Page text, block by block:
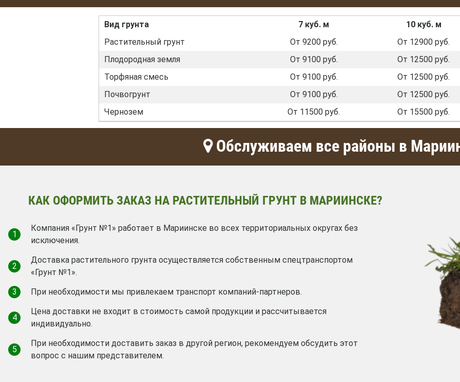
Вид грунта 7 куб. м
10 куб. м
Растительный грунт
От 9200 руб.
От 12900 руб.
Плодородная земля
От 9100 руб.
От 12500 руб.
Торфяная смесь
От 9100 руб.
От 12500 руб.
Почвогрунт
От 9100 руб.
От 12500 руб.
Чернозем
От 11500 руб. От 15500 руб.
Обслуживаем все районы в
КАК ОФОРМИТЬ ЗАКАЗ НА РАСТИТЕЛЬНЫЙ ГРУНТ В МАРИИНСКЕ?
1
Компания «Грунт №1» работает в Мариинске во всех территориальных округах без
исключения.
2
Доставка растительного грунта осуществляется собственным спецтранспортом
«Грунт №1».
3
При необходимости мы привлекаем транспорт компаний-партнеров.
4
Цена доставки не входит в стоимость самой продукции и рассчитывается
индивидуально.
5
При необходимости доставить заказ в другой регион, рекомендуем обсудить этот
вопрос с нашим представителем.